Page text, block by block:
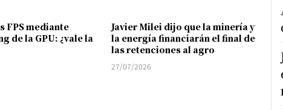
FPS mediante
de la GPU: ¿vale la
Javier Milei dijo que la minería y
la energía financiarán el final de
las retenciones al agro
27/07/2026